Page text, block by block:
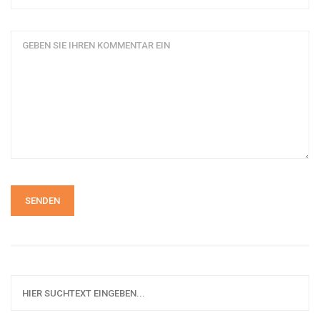
SENDEN